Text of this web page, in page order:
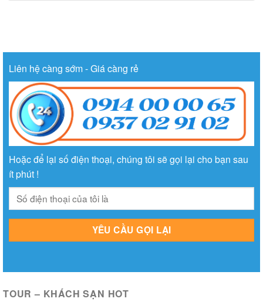
Liên hệ càng sớm - Giá càng rẻ
Hoặc để lại số điện thoại, chúng tôi sẽ gọi lại cho bạn sau
ít phút !
TOUR – KHÁCH SẠN HOT